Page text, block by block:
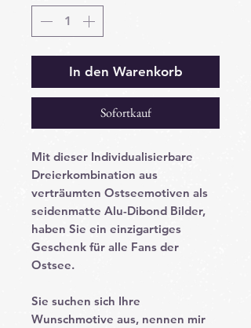
In den Warenkorb
Sofortkauf
Mit dieser Individualisierbare
Dreierkombination aus
verträumten Ostseemotiven als
seidenmatte Alu-Dibond Bilder,
haben Sie ein einzigartiges
Geschenk für alle Fans der
Ostsee.
Sie suchen sich Ihre
Wunschmotive aus, nennen mir